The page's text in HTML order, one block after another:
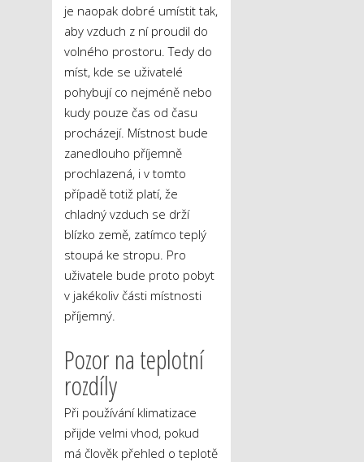
je naopak dobré umístit tak,
aby vzduch z ní proudil do
volného prostoru. Tedy do
míst, kde se uživatelé
pohybují co nejméně nebo
kudy pouze čas od času
procházejí. Místnost bude
zanedlouho příjemně
prochlazená, i v tomto
případě totiž platí, že
chladný vzduch se drží
blízko země, zatímco teplý
stoupá ke stropu. Pro
uživatele bude proto pobyt
v jakékoliv části místnosti
příjemný.
Pozor na teplotní
rozdíly
Při používání klimatizace
přijde velmi vhod, pokud
má člověk přehled o teplotě